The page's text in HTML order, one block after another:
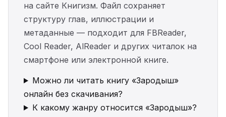
на сайте Книгизм. Файл сохраняет
структуру глав, иллюстрации и
метаданные — подходит для FBReader,
Cool Reader, AlReader и других читалок на
смартфоне или электронной книге.
Можно ли читать книгу «Зародыш»
онлайн без скачивания?
К какому жанру относится «Зародыш»?